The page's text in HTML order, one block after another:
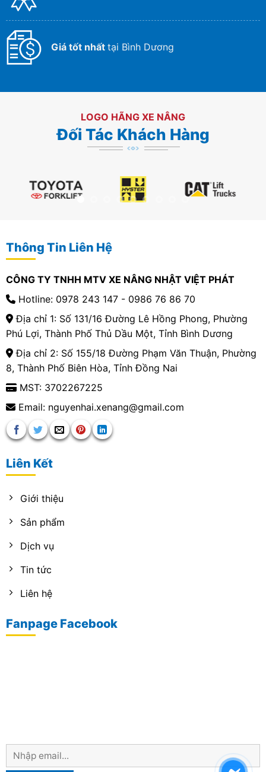
Giá tốt nhất tại Bình Dương
LOGO HÃNG XE NÂNG
Đối Tác Khách Hàng
Thông Tin Liên Hệ
CÔNG TY TNHH MTV XE NÂNG NHẬT VIỆT PHÁT
Hotline: 0978 243 147 - 0986 76 86 70
Địa chỉ 1: Số 131/16 Đường Lê Hồng Phong, Phường
Phú Lợi, Thành Phố Thủ Dầu Một, Tỉnh Bình Dương
Địa chỉ 2: Số 155/18 Đường Phạm Văn Thuận, Phường
8, Thành Phố Biên Hòa, Tỉnh Đồng Nai
MST: 3702267225
Email: nguyenhai.xenang@gmail.com
Liên Kết
Giới thiệu
Sản phẩm
Dịch vụ
Tin tức
Liên hệ
Fanpage Facebook